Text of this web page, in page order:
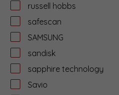
russell hobbs
safescan
SAMSUNG
sandisk
sapphire technology
Savio